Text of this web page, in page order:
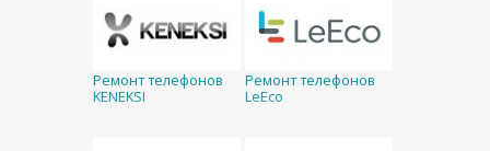
Ремонт телефонов
KENEKSI
Ремонт телефонов
LeEco